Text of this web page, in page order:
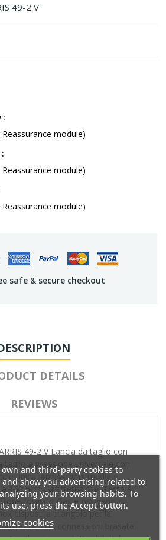
49-2 V
module)
module)
module)
safe & secure checkout
DETAILS
REVIEWS
49-2 V Lancia da taglio con
a pressione universale con
tipica: Applicazioni medie e
150 mm Caratteristiche: Testa e
forgiato Gas e ossigeno su
disposti a triangolo per la
con connessioni brasate
and third-party cookies to
show you advertising related to
your browsing habits. To
use, press the Accept button.
cookies